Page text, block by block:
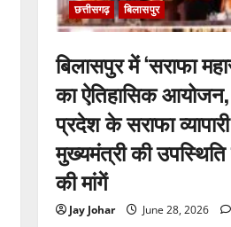
छत्तीसगढ़ बिलासपुर
बिलासपुर में ‘सराफा
का ऐतिहासिक
प्रदेश के सराफा
मुख्यमंत्री की उपस्थिति
की मांगें
Jay Johar June 28, 2026